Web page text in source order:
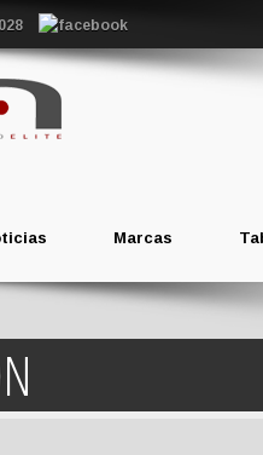
Marcas